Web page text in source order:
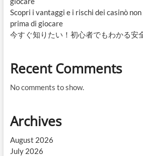
Scopri i vantaggi e i rischi dei casinò
prima di giocare
今すぐ知りたい！初心者でもわかる安
Recent Comments
No comments to show.
Archives
August 2026
July 2026